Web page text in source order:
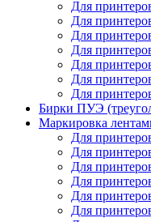
Для
Для
Для
Для
Для
Для
Для
Бирки ПУЭ
Маркировка
Для
Для
Для
Для
Для
Для